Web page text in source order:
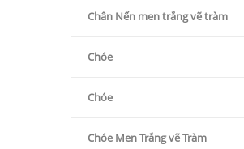
Chân Nến men trắng vẽ tràm
Chóe
Chóe
Chóe Men Trắng vẽ Tràm